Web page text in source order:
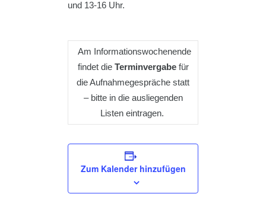
und 13-16 Uhr.
Am Informationswochenende
findet die Terminvergabe für
die Aufnahmegespräche statt
– bitte in die ausliegenden
Listen eintragen.
Zum Kalender hinzufügen